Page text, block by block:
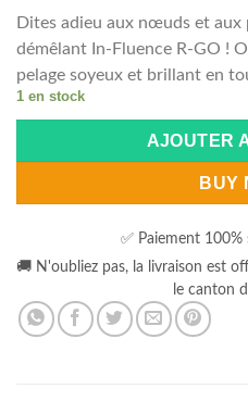
Dites adieu aux nœuds et aux
démêlant In-Fluence R-GO !
pelage soyeux et brillant en
1 en stock
AJOUTER
BUY
✅ Paiement 100%
🚚 N'oubliez pas, la livraison est
le canton